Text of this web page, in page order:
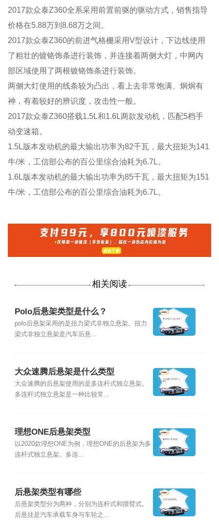
2017款众泰Z360全系采用前置前驱的驱动方式，销售指导
价格在5.88万到8.68万之间。
2017款众泰Z360的前进气格栅采用V型设计，下边线使用
了粗壮的镀铬饰条进行装饰，并连接着两侧大灯，中网内
部区域使用了两根镀铬饰条进行装饰。
两侧大灯使用的线条较为凸出，看上去非常饱满、炯炯有
神，有着较好的辨识度，攻击性一般。
2017款众泰Z360搭载1.5L和1.6L两款发动机，匹配5档手
动变速箱。
1.5L版本发动机的最大输出功率为82千瓦，最大扭矩为141
牛/米，工信部公布的百公里综合油耗为6.7L。
1.6L版本发动机的最大输出功率为85千瓦，最大扭矩为151
牛/米，工信部公布的百公里综合油耗为6.7L。
相关阅读
Polo后悬架类型是什么？
polo后悬架采用的是扭力梁式非独立悬架。扭力
梁式非独立悬架是汽车后悬...
大众速腾后悬架是什么类型
大众速腾的后悬架使用的是多连杆式独立悬架。
多连杆式独立悬架是一种比较常...
理想ONE后悬架类型
以2020款理想ONE为例，理想ONE的后悬架为多
连杆式独立悬架。多连...
后悬架类型有哪些
后悬架类型分为两种，分别为连杆式和摆臂式。
后悬挂是汽车承载车身与车轮之...